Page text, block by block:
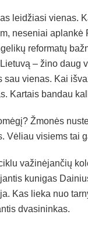
leidžiasi vienas.
neseniai
reformatų
– žino daug
sau vienas. Kai
Kartais bandau
Žmonės
Vėliau visiems tai
važinėjančių
kunigas
Kas lieka nuo
dvasininkas.